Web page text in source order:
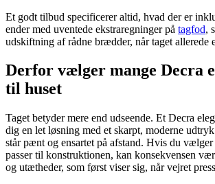
Et godt tilbud specificerer altid, hvad der er
ender med uventede ekstraregninger på tagfod,
udskiftning af rådne brædder, når taget allerede
Derfor vælger mange Decra
til huset
Taget betyder mere end udseende. Et Decra
dig en let løsning med et skarpt, moderne
står pænt og ensartet på afstand. Hvis du
passer til konstruktionen, kan konsekvensen
og utætheder, som først viser sig, når vejret